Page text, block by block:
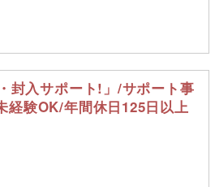
封入サポート!」/サポート事
経験OK/年間休日125日以上